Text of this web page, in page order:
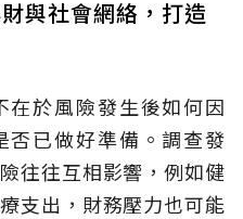
與社會網絡，打造
在於風險發生後如何因
否已做好準備。調查發
往往互相影響，例如健
支出，財務壓力也可能